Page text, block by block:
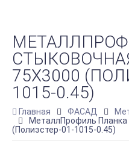
75Х3000
1015-0.45)
Главная ФАСАД
МеталлПрофиль Планка
(Полиэстер-01-1015-0.45)